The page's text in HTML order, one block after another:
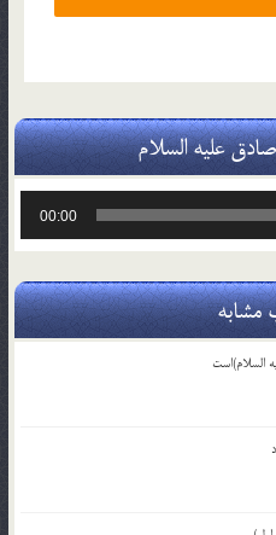
علیه السلام
00:00
مشابه
السلام)است